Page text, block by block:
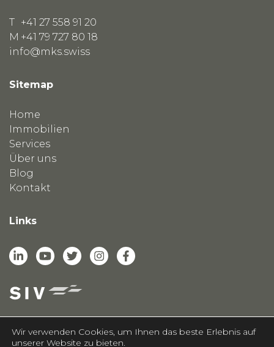
T +41 27 558 91 20
M +41 79 727 80 18
info@mks.swiss
Sitemap
Home
Immobilien
Services
Über uns
Blog
Kontakt
Links
Wir verwenden Cookies, um Ihnen das beste Erlebnis auf
unserer Website zu bieten.